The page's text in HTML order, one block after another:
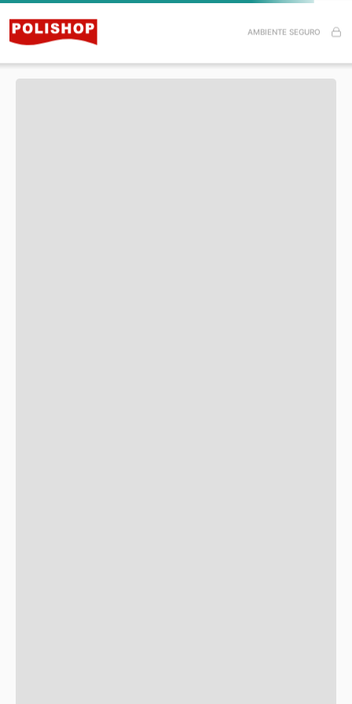
AMBIENTE SEGURO
Especificações do Produto
Itens inclusos